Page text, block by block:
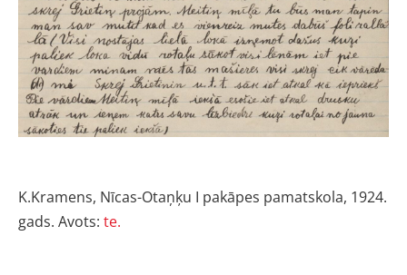
K.Kramens, Nīcas-Otaņķu I pakāpes pamatskola, 1924.
gads. Avots: te.